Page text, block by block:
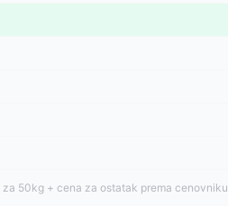
50kg + cena za ostatak prema cenovniku